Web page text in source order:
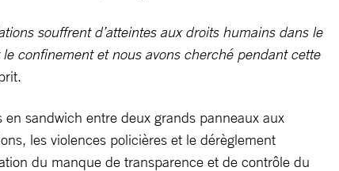
souffrent d’atteintes aux droits humains dans le
confinement et nous avons cherché pendant cette
sandwich entre deux grands panneaux aux
les violences policières et le dérèglement
du manque de transparence et de contrôle du